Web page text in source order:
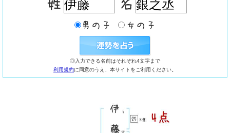
◎入力できる名前はそれぞれ4文字まで
利用規約に同意のうえ、本サイトをご利用ください。